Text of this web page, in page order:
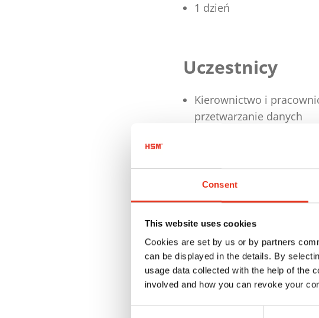
Consent
This website uses cookies
Cookies are set by us or by partners
can be displayed in the details. By
usage data collected with the help of the
involved and how you can revoke your
1 dzień
Uczestnicy
Kierownictwo i
przetwarzanie danych
Referent
Profesjonalny wykładowca
Oferowane języki: DE,
Korzyści